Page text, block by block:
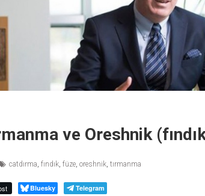
ve Oreshnik
catdırma, fındık, füze, oreshnik, tırmanma
Bluesky Telegram